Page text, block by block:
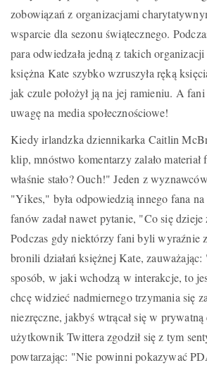
zobowiązań z organizacjami
wsparcie dla sezonu świątecznego.
para odwiedzała jedną z takich
księżna Kate szybko wzruszyła ręką
jak czule położył ją na jej ramieniu. A
uwagę na media społecznościowe!
Kiedy irlandzka dziennikarka Caitlin
klip, mnóstwo komentarzy zalało
właśnie stało? Ouch!" Jeden z
"Yikes," była odpowiedzią innego fana na
fanów zadał nawet pytanie, "Co się
Podczas gdy niektórzy fani byli wyraźnie
bronili działań księżnej Kate,
sposób, w jaki wchodzą w interakcje, to
chcę widzieć nadmiernego trzymania się
niezręczne, jakbyś wtrącał się w
użytkownik Twittera zgodził się z tym
powtarzając: "Nie powinni pokazywać